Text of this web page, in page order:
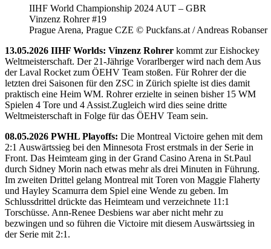
IIHF World Championship 2024 AUT – GBR
Vinzenz Rohrer #19
Prague Arena, Prague CZE © Puckfans.at / Andreas Robanser
13.05.2026 IIHF Worlds: Vinzenz Rohrer kommt zur Eishockey
Weltmeisterschaft. Der 21-Jährige Vorarlberger wird nach dem Aus
der Laval Rocket zum ÖEHV Team stoßen. Für Rohrer der die
letzten drei Saisonen für den ZSC in Zürich spielte ist dies damit
praktisch eine Heim WM. Rohrer erzielte in seinen bisher 15 WM
Spielen 4 Tore und 4 Assist.Zugleich wird dies seine dritte
Weltmeisterschaft in Folge für das ÖEHV Team sein.
08.05.2026 PWHL Playoffs: Die Montreal Victoire gehen mit dem
2:1 Auswärtssieg bei den Minnesota Frost erstmals in der Serie in
Front. Das Heimteam ging in der Grand Casino Arena in St.Paul
durch Sidney Morin nach etwas mehr als drei Minuten in Führung.
Im zweiten Drittel gelang Montreal mit Toren von Maggie Flaherty
und Hayley Scamurra dem Spiel eine Wende zu geben. Im
Schlussdrittel drückte das Heimteam und verzeichnete 11:1
Torschüsse. Ann-Renee Desbiens war aber nicht mehr zu
bezwingen und so führen die Victoire mit diesem Auswärtssieg in
der Serie mit 2:1.